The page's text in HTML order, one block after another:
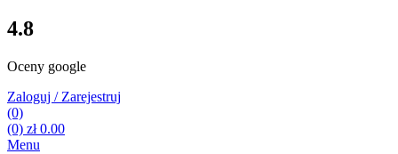
4.8
Oceny google
Zaloguj / Zarejestruj
(0)
(0) zł0.00
Menu